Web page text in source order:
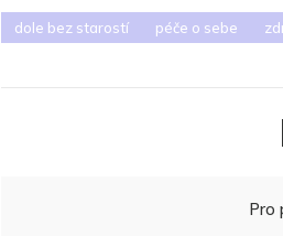
dole bez starostí péče o sebe
Pro